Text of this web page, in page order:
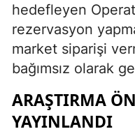
hedefleyen
rezervasyon
market siparişi
bağımsız olarak
ARAŞTIRMA
YAYINLANDI